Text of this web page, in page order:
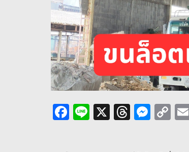
F
a
Li
n
X T
h
M
e
C
o